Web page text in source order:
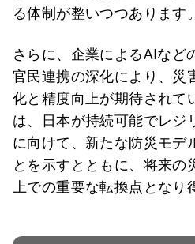
る体制が整いつつあります。
さらに、企業によるAIなど
官民連携の深化により、災
化と精度向上が期待されて
は、日本が持続可能でレジ
に向けて、新たな防災モデ
とを示すとともに、将来の
上での重要な転換点となり